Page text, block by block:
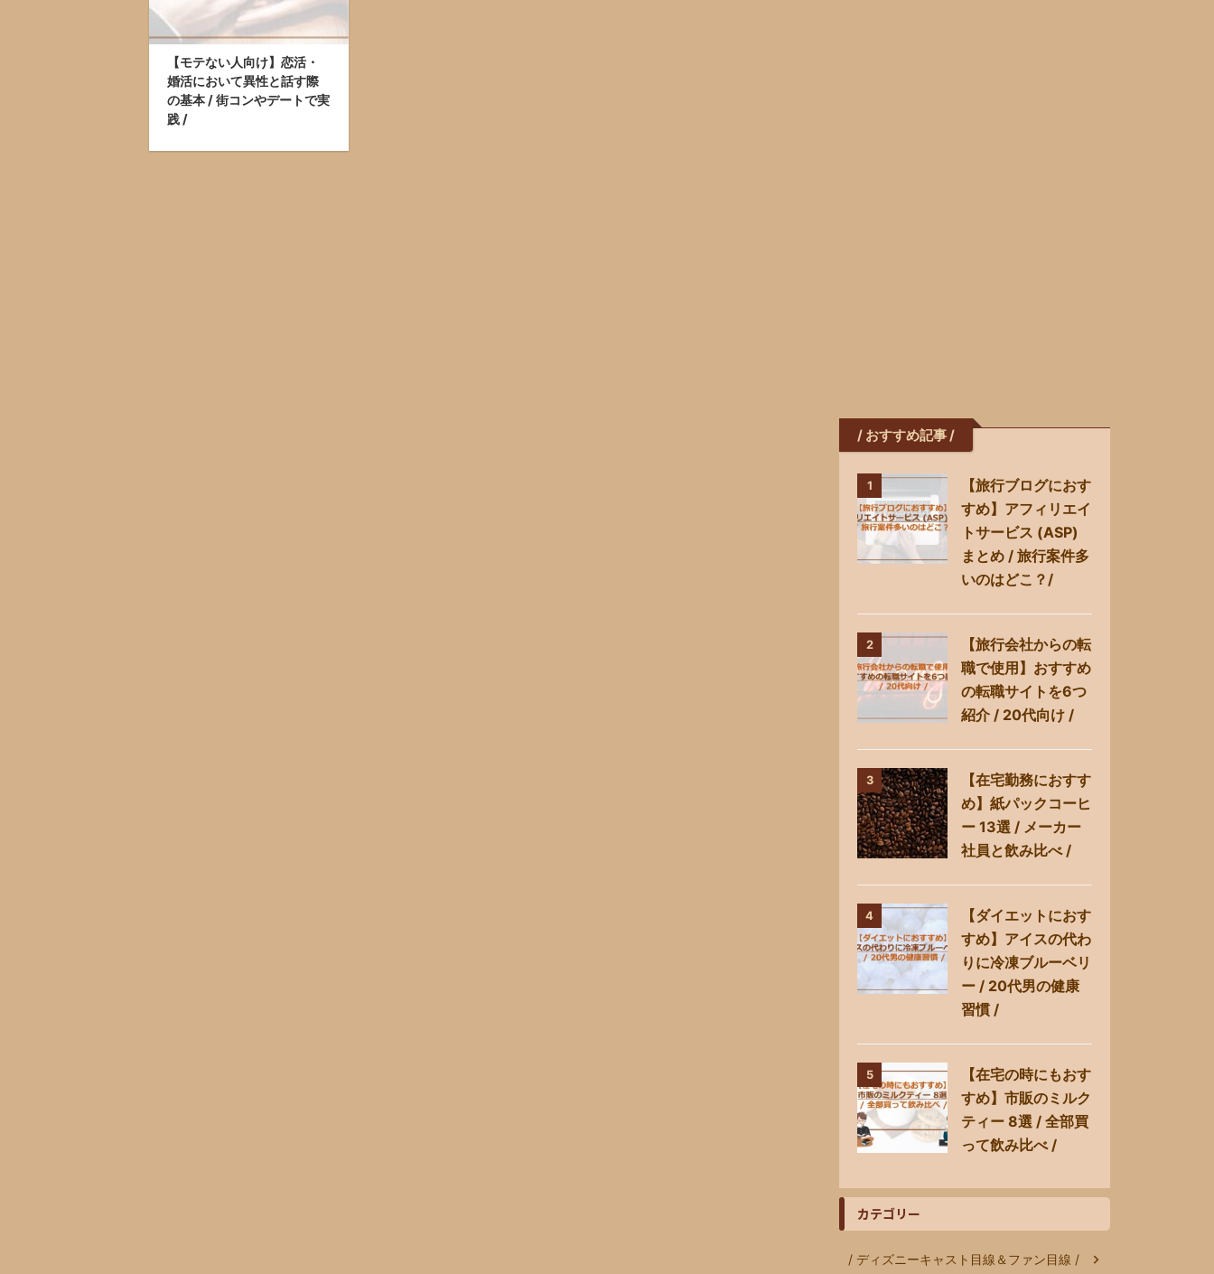
【モテない人向け】恋活・
婚活において異性と話す際
の基本 / 街コンやデートで実
践 /
/ おすすめ記事 /
1
【旅行ブログにおす
すめ】アフィリエイ
トサービス (ASP)
まとめ / 旅行案件多
いのはどこ？/
2
【旅行会社からの転
職で使用】おすすめ
の転職サイトを6つ
紹介 / 20代向け /
3
【在宅勤務におすす
め】紙パックコーヒ
ー 13選 / メーカー
社員と飲み比べ /
4
【ダイエットにおす
すめ】アイスの代わ
りに冷凍ブルーベリ
ー / 20代男の健康
習慣 /
5
【在宅の時にもおす
すめ】市販のミルク
ティー 8選 / 全部買
って飲み比べ /
カテゴリー
/ ディズニーキャスト目線＆ファン目線 /